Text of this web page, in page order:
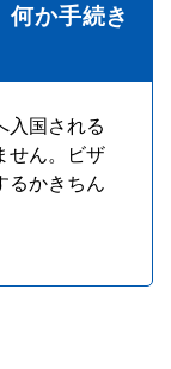
か手続き
入国される
せん。ビザ
るかきちん